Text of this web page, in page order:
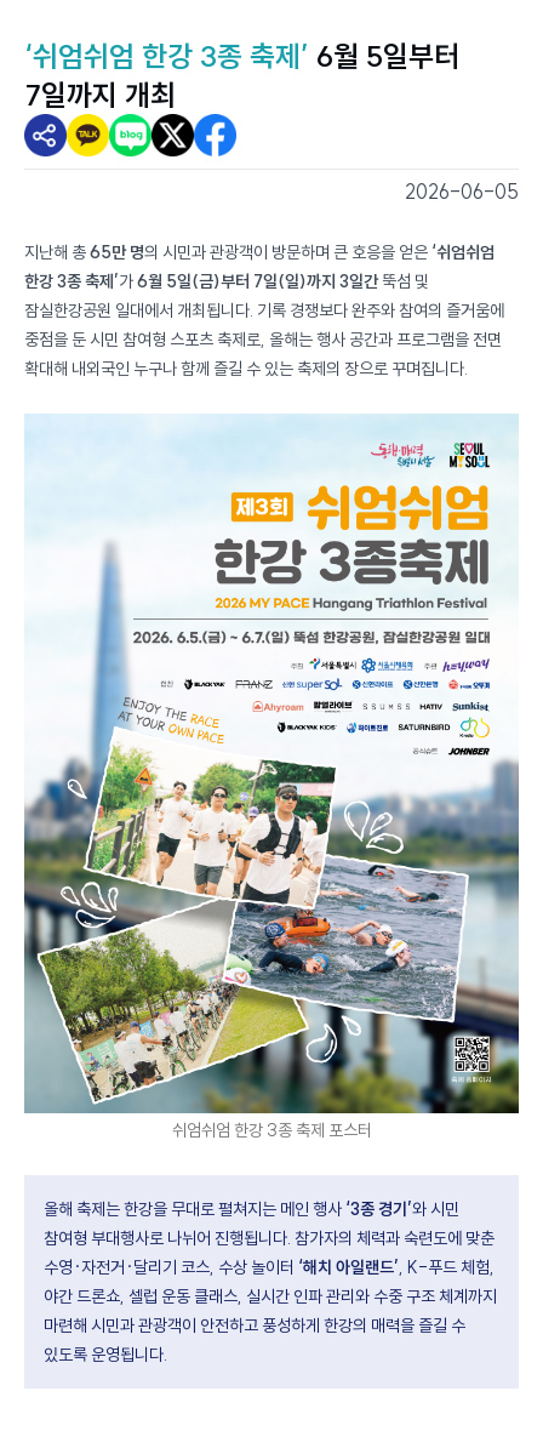
‘쉬엄쉬엄 한강 3종 축제’ 6월 5일부터
7일까지 개최
2026-06-05
스마트서울뷰 - 스마트서울소식
지난해 총65만 명 의 시민과 관광객이 방문하며 큰 호응을 얻은 ‘쉬엄쉬엄
한강 3종 축제’가6월 5일(금)부터 7일(일)까지 3일간뚝섬 및
잠실한강공원 일대에서 개최됩니다. 기록 경쟁보다 완주와 참여의 즐거움에
중점을 둔 시민 참여형 스포츠 축제로, 올해는 행사 공간과 프로그램을 전면
확대해 내외국인 누구나 함께 즐길 수 있는 축제의 장으로 꾸며집니다.
쉬엄쉬엄 한강 3종 축제 포스터
올해 축제는 한강을 무대로 펼쳐지는 메인 행사 ‘3종 경기’와 시민
참여형 부대행사로 나뉘어 진행됩니다. 참가자의 체력과 숙련도에 맞춘
수영·자전거·달리기 코스, 수상 놀이터 ‘해치 아일랜드’, K-푸드 체험,
야간 드론쇼, 셀럽 운동 클래스, 실시간 인파 관리와 수중 구조 체계까지
마련해 시민과 관광객이 안전하고 풍성하게 한강의 매력을 즐길 수
있도록 운영됩니다.